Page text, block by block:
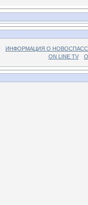
ИНФОРМАЦИЯ О
ON LINE TV